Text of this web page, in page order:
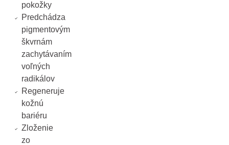
pokožky
Predchádza
pigmentovým
škvrnám
zachytávaním
voľných
radikálov
Regeneruje
kožnú
bariéru
Zloženie
zo